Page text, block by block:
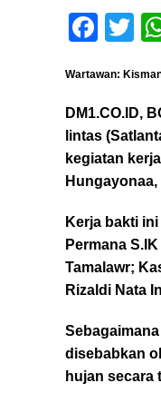
Wartawan:
DM1.CO.ID,
lintas
kegiatan
Kerja bakti
Permana
Tamalawr;
Rizaldi Nata
disebabkan
hujan secara